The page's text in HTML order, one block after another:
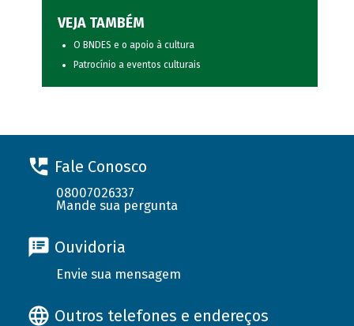
VEJA TAMBÉM
O BNDES e o apoio à cultura
Patrocínio a eventos culturais
Fale Conosco
08007026337
Mande sua pergunta
Ouvidoria
Envie sua mensagem
Outros telefones e endereços